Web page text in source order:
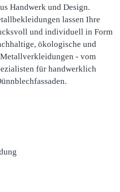
Handwerk und Design.
lassen Ihre
und individuell in Form
ökologische und
- vom
für handwerklich